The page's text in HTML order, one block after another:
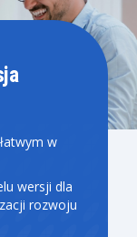
w
wersji dla
rozwoju